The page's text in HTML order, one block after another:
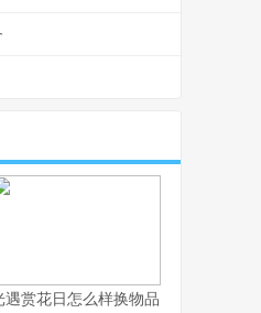
遇赏花日怎么样换物品